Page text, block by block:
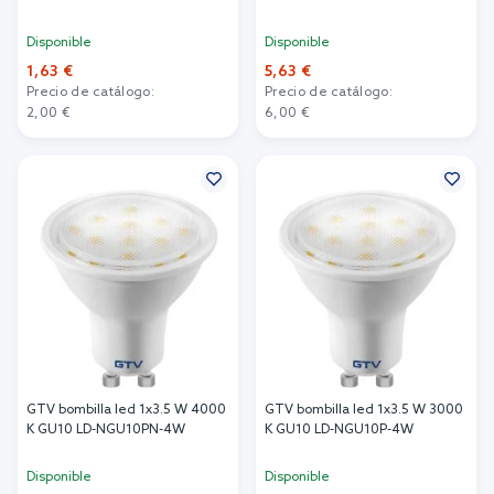
Disponible
1,63 €
Precio de catálogo:
2,00 €
Disponible
5,63 €
Precio de catálogo:
6,00 €
GTV bombilla led 1x3.5 W 4000
K GU10 LD-NGU10PN-4W
Disponible
GTV bombilla led 1x3.5 W 3000
K GU10 LD-NGU10P-4W
Disponible